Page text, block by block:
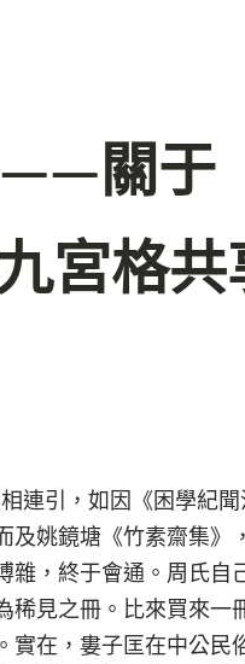
——關于
宮格共
連引，如因《困學紀
姚鏡塘《竹素齋集》
，終于會通。周氏自
見之冊。比來買來一
在，婁子匡在中公民